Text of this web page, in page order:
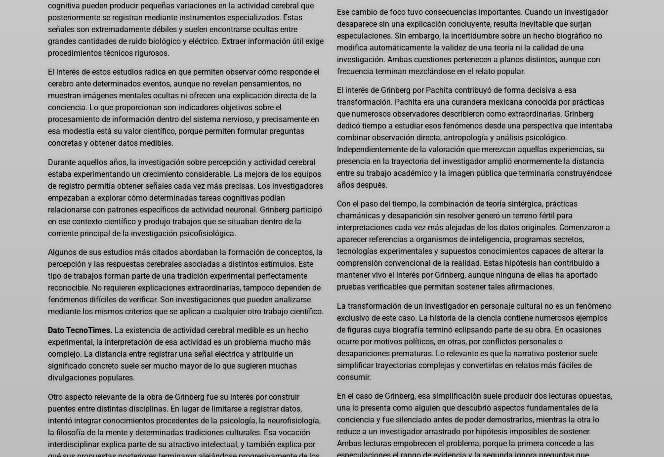
cognitiva pueden producir pequeñas variaciones en la actividad cerebral que
posteriormente se registran mediante instrumentos especializados. Estas
señales son extremadamente débiles y suelen encontrarse ocultas entre
grandes cantidades de ruido biológico y eléctrico. Extraer información útil exige
procedimientos técnicos rigurosos.
El interés de estos estudios radica en que permiten observar cómo responde el
cerebro ante determinados eventos, aunque no revelan pensamientos, no
muestran imágenes mentales ocultas ni ofrecen una explicación directa de la
conciencia. Lo que proporcionan son indicadores objetivos sobre el
procesamiento de información dentro del sistema nervioso, y precisamente en
esa modestia está su valor científico, porque permiten formular preguntas
concretas y obtener datos medibles.
Durante aquellos años, la investigación sobre percepción y actividad cerebral
estaba experimentando un crecimiento considerable. La mejora de los equipos
de registro permitía obtener señales cada vez más precisas. Los investigadores
empezaban a explorar cómo determinadas tareas cognitivas podían
relacionarse con patrones específicos de actividad neuronal. Grinberg participó
en ese contexto científico y produjo trabajos que se situaban dentro de la
corriente principal de la investigación psicofisiológica.
Algunos de sus estudios más citados abordaban la formación de conceptos, la
percepción y las respuestas cerebrales asociadas a distintos estímulos. Este
tipo de trabajos forman parte de una tradición experimental perfectamente
reconocible. No requieren explicaciones extraordinarias, tampoco dependen de
fenómenos difíciles de verificar. Son investigaciones que pueden analizarse
mediante los mismos criterios que se aplican a cualquier otro trabajo científico.
Dato TecnoTimes. La existencia de actividad cerebral medible es un hecho
experimental, la interpretación de esa actividad es un problema mucho más
complejo. La distancia entre registrar una señal eléctrica y atribuirle un
significado concreto suele ser mucho mayor de lo que sugieren muchas
divulgaciones populares.
Otro aspecto relevante de la obra de Grinberg fue su interés por construir
puentes entre distintas disciplinas. En lugar de limitarse a registrar datos,
intentó integrar conocimientos procedentes de la psicología, la neurofisiología,
la filosofía de la mente y determinadas tradiciones culturales. Esa vocación
interdisciplinar explica parte de su atractivo intelectual, y también explica por
Ese cambio de foco tuvo consecuencias importantes. Cuando un investigador
desaparece sin una explicación concluyente, resulta inevitable que surjan
especulaciones. Sin embargo, la incertidumbre sobre un hecho biográfico no
modifica automáticamente la validez de una teoría ni la calidad de una
investigación. Ambas cuestiones pertenecen a planos distintos, aunque con
frecuencia terminan mezclándose en el relato popular.
El interés de Grinberg por Pachita contribuyó de forma decisiva a esa
transformación. Pachita era una curandera mexicana conocida por prácticas
que numerosos observadores describieron como extraordinarias. Grinberg
dedicó tiempo a estudiar esos fenómenos desde una perspectiva que intentaba
combinar observación directa, antropología y análisis psicológico.
Independientemente de la valoración que merezcan aquellas experiencias, su
presencia en la trayectoria del investigador amplió enormemente la distancia
entre su trabajo académico y la imagen pública que terminaría construyéndose
años después.
Con el paso del tiempo, la combinación de teoría sintérgica, prácticas
chamánicas y desaparición sin resolver generó un terreno fértil para
interpretaciones cada vez más alejadas de los datos originales. Comenzaron a
aparecer referencias a organismos de inteligencia, programas secretos,
tecnologías experimentales y supuestos conocimientos capaces de alterar la
comprensión convencional de la realidad. Estas hipótesis han contribuido a
mantener vivo el interés por Grinberg, aunque ninguna de ellas ha aportado
pruebas verificables que permitan sostener tales afirmaciones.
La transformación de un investigador en personaje cultural no es un fenómeno
exclusivo de este caso. La historia de la ciencia contiene numerosos ejemplos
de figuras cuya biografía terminó eclipsando parte de su obra. En ocasiones
ocurre por motivos políticos, en otras, por conflictos personales o
desapariciones prematuras. Lo relevante es que la narrativa posterior suele
simplificar trayectorias complejas y convertirlas en relatos más fáciles de
consumir.
En el caso de Grinberg, esa simplificación suele producir dos lecturas opuestas,
una lo presenta como alguien que descubrió aspectos fundamentales de la
conciencia y fue silenciado antes de poder demostrarlos, mientras la otra lo
reduce a un investigador arrastrado por hipótesis imposibles de sostener.
Ambas lecturas empobrecen el problema, porque la primera concede a las